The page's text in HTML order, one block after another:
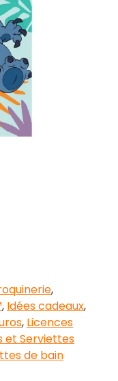
,
, Idées cadeaux,
, Licences
et Serviettes
de bain